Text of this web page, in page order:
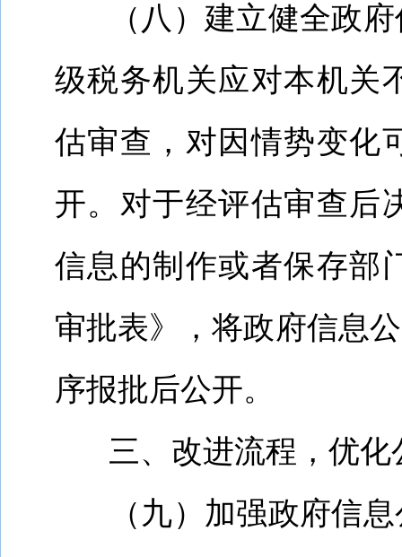
（八）建立健全政
级税务机关应对本机关
估审查，对因情势变化
开。对于经评估审查后
信息的制作或者保存部
审批表》，将政府信息
序报批后公开。
三、改进流程，优化
（九）加强政府信